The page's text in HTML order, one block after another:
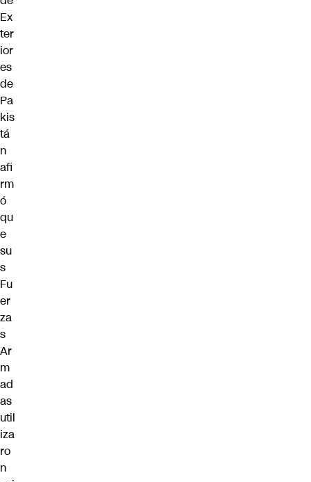
Ex
ter
ior
es
de
Pa
kis
tá
n
afi
rm
ó
qu
e
su
s
Fu
er
za
s
Ar
m
ad
as
util
iza
ro
n